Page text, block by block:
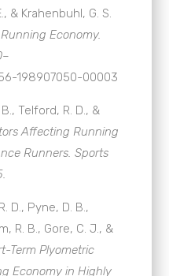
& Krahenbuhl, G. S.
Economy.
198907050-00003
Telford, R. D., &
Affecting Running
Runners. Sports
D., Pyne, D. B.,
R. B., Gore, C. J., &
Term Plyometric
Economy in Highly